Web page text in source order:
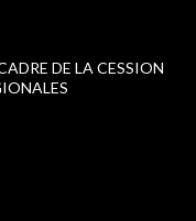
DE LA CESSION